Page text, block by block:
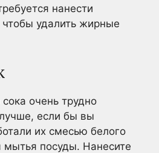
нанести
удалить жирные
очень трудно
если бы вы
их смесью белого
мытья посуды. Нанесите